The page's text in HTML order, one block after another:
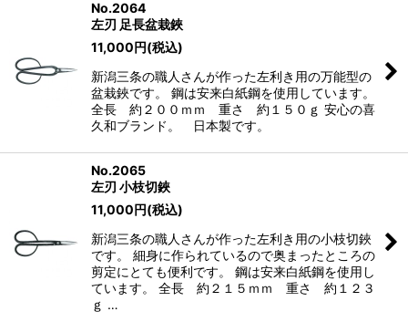
No.2064
左刃 足長盆栽鋏
11,000円(税込)
新潟三条の職人さんが作った左利き用の万能型の
盆栽鋏です。 鋼は安来白紙鋼を使用しています。
全長 約２００ｍｍ 重さ 約１５０ｇ 安心の喜
久和ブランド。 日本製です。
No.2065
左刃 小枝切鋏
11,000円(税込)
新潟三条の職人さんが作った左利き用の小枝切鋏
です。 細身に作られているので奥まったところの
剪定にとても便利です。 鋼は安来白紙鋼を使用し
ています。 全長 約２１５ｍｍ 重さ 約１２３
ｇ …